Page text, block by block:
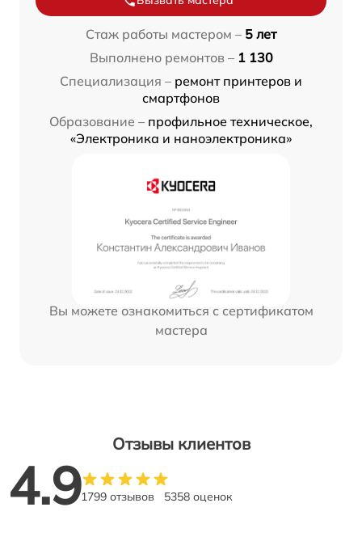
Стаж работы мастером – 5 лет
Выполнено ремонтов – 1 130
Специализация – ремонт принтеров и
смартфонов
Образование – профильное техническое,
«Электроника и наноэлектроника»
Вы можете ознакомиться с сертификатом
мастера
Отзывы клиентов
4.91799 отзывов 5358 оценок